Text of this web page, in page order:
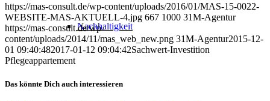
Nachhaltigkeit
https://mas-consult.de/wp-content/uploads/2016/01/MAS-15-0022-
WEBSITE-MAS-AKTUELL-4.jpg 667 1000 31M-Agentur
https://mas-consult.de/wp-
content/uploads/2014/11/mas_web_new.png 31M-Agentur2015-12-
01 09:40:482017-01-12 09:04:42Sachwert-Investition
Pflegeappartement
Das könnte Dich auch interessieren